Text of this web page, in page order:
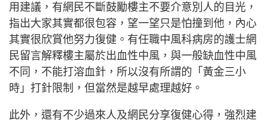
用建議，有網民不斷鼓勵樓主不要介意別人的目光，
指出大家其實都很包容，望一望只是怕撞到他，內心
其實很欣賞他努力復健。有任職中風科病房的護士網
民留言解釋樓主屬於出血性中風，與一般缺血性中風
不同，不能打溶血針，所以沒有所謂的「黃金三小
時」打針限制，但當然是越早處理越好。
此外，還有不少過來人及網民分享復健心得，強烈建